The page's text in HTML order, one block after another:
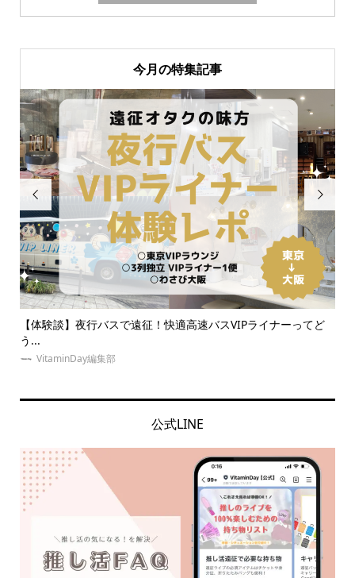
今月の特集記事

ライナーってど
【体験】東京の安い推し活ホテル紹介！地方遠征民
ゆめみぃ

公式LINE